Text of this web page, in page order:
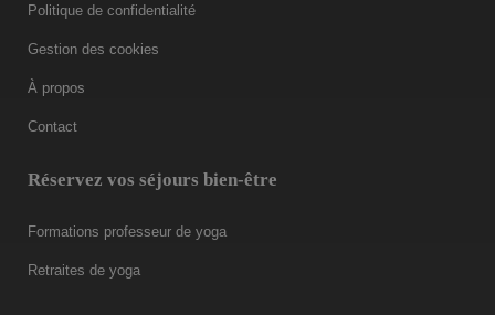
Politique de confidentialité
Gestion des cookies
À propos
Contact
Réservez vos séjours bien-être
Formations professeur de yoga
Retraites de yoga